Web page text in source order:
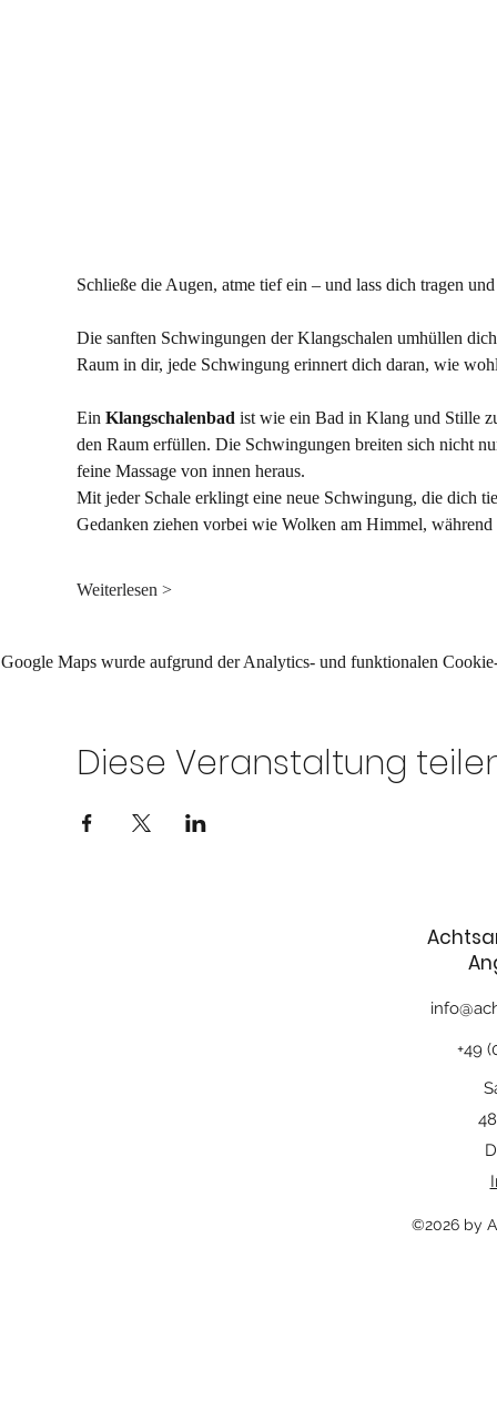
Schließe die Augen, atme tief ein – und lass dich tragen
Die sanften Schwingungen der Klangschalen umhüllen
Raum in dir, jede Schwingung erinnert dich daran, wie
Ein Klangschalenbad ist wie ein Bad in Klang und Stille
den Raum erfüllen. Die Schwingungen breiten sich nicht
feine Massage von innen heraus.
Mit jeder Schale erklingt eine neue Schwingung, die dich
Gedanken ziehen vorbei wie Wolken am Himmel,
Weiterlesen >
Google Maps wurde aufgrund der Analytics- und funktionalen
Diese Veranstaltung
+49
©2026 by